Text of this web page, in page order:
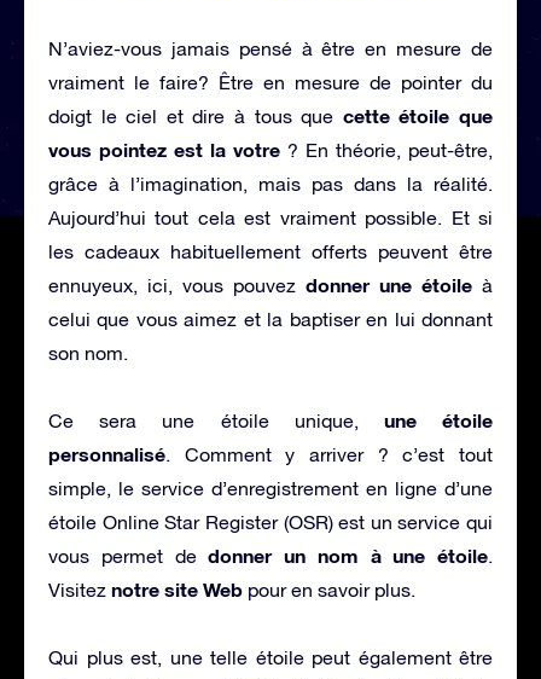
N’aviez-vous jamais pensé à être en mesure de
vraiment le faire? Être en mesure de pointer du
doigt le ciel et dire à tous que cette étoile que
vous pointez est la votre ? En théorie, peut-être,
grâce à l’imagination, mais pas dans la réalité.
Aujourd’hui tout cela est vraiment possible. Et si
les cadeaux habituellement offerts peuvent être
ennuyeux, ici, vous pouvez donner une étoile à
celui que vous aimez et la baptiser en lui donnant
son nom.
Ce sera une étoile unique, une étoile
personnalisé. Comment y arriver ? c’est tout
simple, le service d’enregistrement en ligne d’une
étoile Online Star Register (OSR) est un service qui
vous permet dedonner un nom à une étoile.
Visitez notre site Web pour en savoir plus.
Qui plus est, une telle étoile peut également être